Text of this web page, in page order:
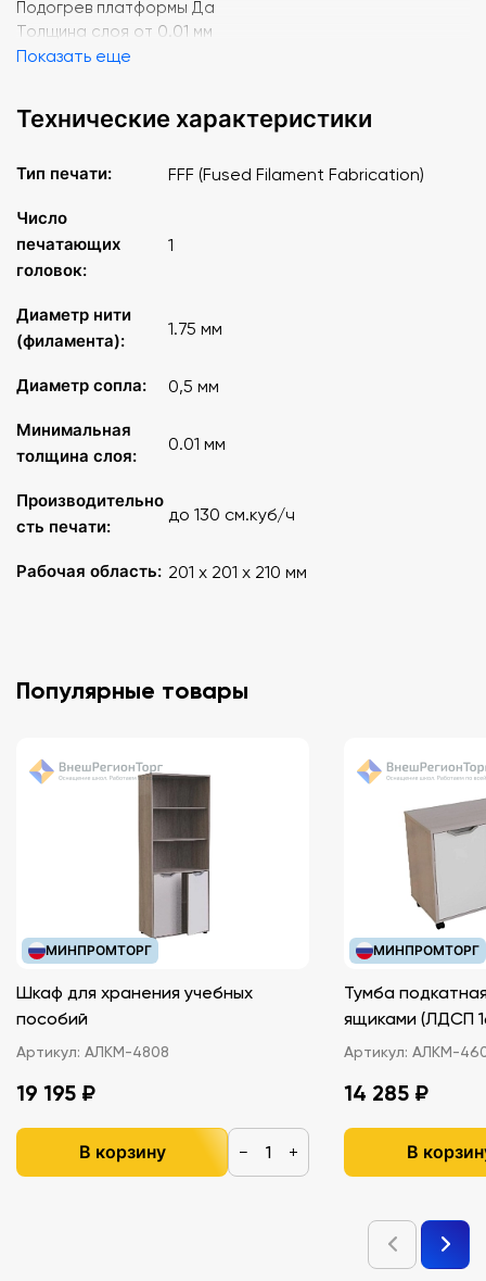
Подогрев платформы Да
Толщина слоя от 0.01 мм
Скорость печати 130 см.куб/ч
Интерфейсы подключения Ethernet , USB , Wi-Fi
Поддерживаемые форматы STL , PLGX , GCODE , OBJ ,
Операционная система Windows
Материал корпуса алюминий
Цвет чёрный
Размер, мм 390x425x525
стекло, чехол с инструментами, фторопластовая
клей Picaso, очистители - 2 шт.
Показать еще
Технические характеристики
Тип печати: FFF (Fused Filament Fabrication)
Число
печатающих
головок:
1
Диаметр нити
(филамента):
1.75 мм
Диаметр сопла: 0,5 мм
Минимальная
толщина слоя:
0.01 мм
Производительно
сть печати:
до 130 см.куб/ч
Рабочая область: 201 x 201 x 210 мм
Популярные товары
МИНПРОМТОРГ
Шкаф для хранения учебных
пособий
Артикул: АЛКМ-4808
19 195 ₽
В корзину − +
МИНПРОМТОРГ
Тумба
ящиками
Артикул: АЛКМ-
14 285 ₽
В